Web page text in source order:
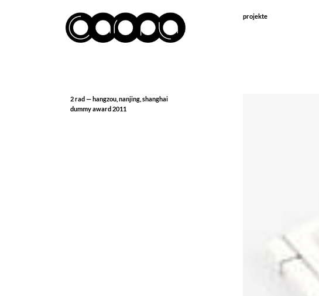
projekte
2 rad — hangzou, nanjing, shanghai
dummy award 2011